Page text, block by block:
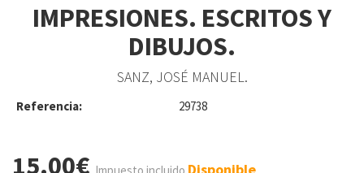
IMPRESIONES. ESCRITOS Y
DIBUJOS.
SANZ, JOSÉ MANUEL.
Referencia: 29738
15.00€